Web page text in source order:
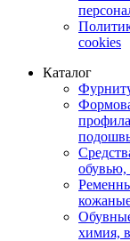
cookies
Каталог
обувью,
химия,